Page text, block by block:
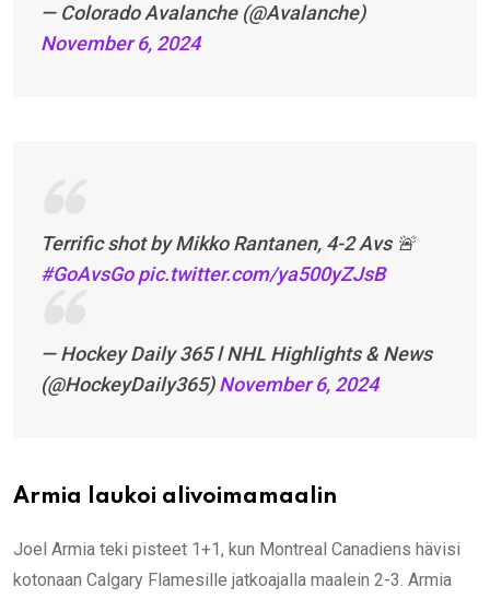
— Colorado Avalanche (@Avalanche)
November 6, 2024
Terrific shot by Mikko Rantanen, 4-2 Avs 🚨
#GoAvsGo pic.twitter.com/ya500yZJsB
— Hockey Daily 365 l NHL Highlights & News
(@HockeyDaily365)November 6, 2024
Armia laukoi alivoimamaalin
Joel Armia teki pisteet 1+1, kun Montreal Canadiens hävisi
kotonaan Calgary Flamesille jatkoajalla maalein 2-3. Armia